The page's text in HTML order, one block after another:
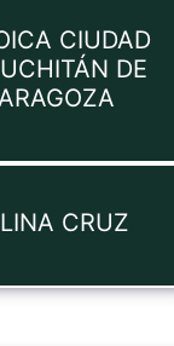
CIUDAD
DE
CRUZ